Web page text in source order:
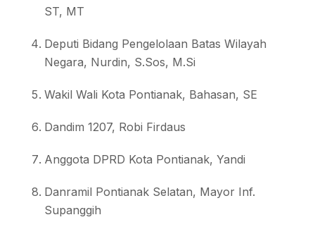
ST, MT
Deputi Bidang Pengelolaan Batas Wilayah
Negara, Nurdin, S.Sos, M.Si
Wakil Wali Kota Pontianak, Bahasan, SE
Dandim 1207, Robi Firdaus
Anggota DPRD Kota Pontianak, Yandi
Danramil Pontianak Selatan, Mayor Inf.
Supanggih